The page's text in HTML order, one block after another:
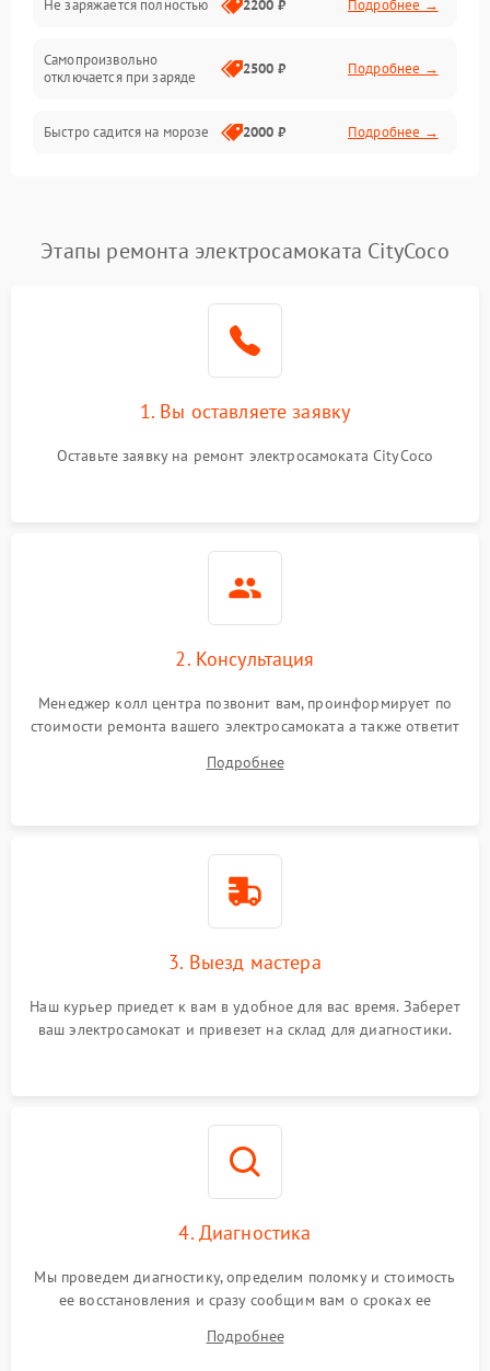
Не заряжается полностью 2200 ₽ Подробнее →
Самопроизвольно
отключается при заряде
2500 ₽ Подробнее →
Быстро садится на морозе 2000 ₽ Подробнее →
Этапы ремонта электросамоката CityCoco
1. Вы оставляете заявку
Оставьте заявку на ремонт электросамоката CityCoco
2. Консультация
Менеджер колл центра позвонит вам, проинформирует по
стоимости ремонта вашего электросамоката а также ответит
Подробнее
3. Выезд мастера
Наш курьер приедет к вам в удобное для вас время. Заберет
ваш электросамокат и привезет на склад для диагностики.
4. Диагностика
Мы проведем диагностику, определим поломку и стоимость
ее восстановления и сразу сообщим вам о сроках ее
Подробнее